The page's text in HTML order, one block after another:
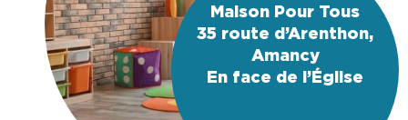
Maison Pour Tous
35 route d’Arenthon,
Amancy
En face de l’Église